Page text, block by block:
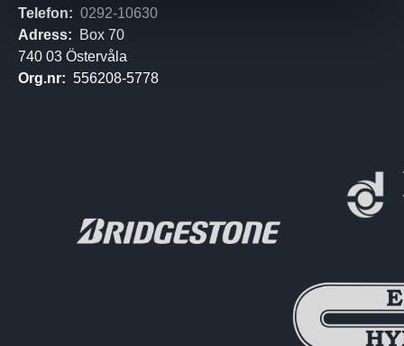
Telefon: 0292-10630
Adress:
Box 70
740 03 Östervåla
Org.nr: 556208-5778